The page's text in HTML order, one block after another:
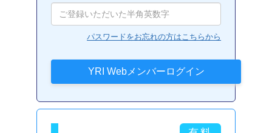
パスワードをお忘れの方はこちらから